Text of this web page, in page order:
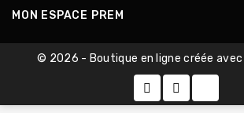
MON ESPACE PREM
© 2026 - Boutique en ligne créée